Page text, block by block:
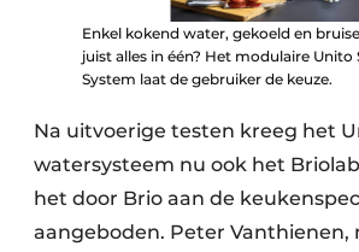
Enkel kokend water, gekoeld en
juist alles in één? Het modulaire
System laat de gebruiker de keuze.
Na uitvoerige testen kreeg het
watersysteem nu ook het
het door Brio aan de
aangeboden. Peter